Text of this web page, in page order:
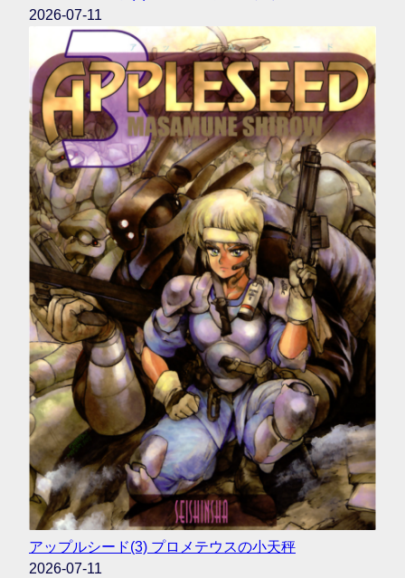
2026-07-11
アップルシード(3) プロメテウスの小天秤
2026-07-11